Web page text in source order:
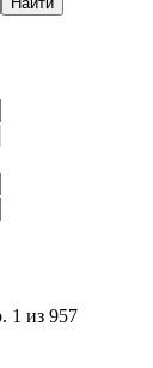
1 из 957